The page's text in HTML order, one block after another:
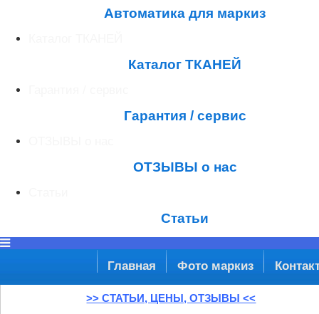
Автоматика для маркиз
Каталог ТКАНЕЙ
Гарантия / сервис
ОТЗЫВЫ о нас
Статьи
Главная Фото маркиз
>> СТАТЬИ, ЦЕНЫ, ОТЗЫВЫ <<